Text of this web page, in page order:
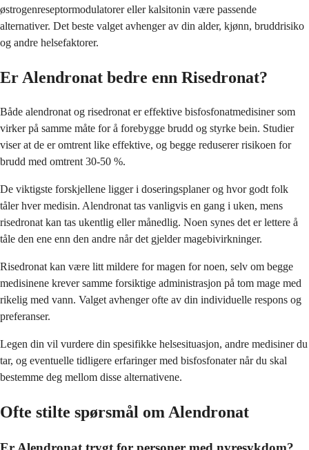
østrogenreseptormodulatorer eller kalsitonin være passende
alternativer. Det beste valget avhenger av din alder, kjønn, bruddrisiko
og andre helsefaktorer.
Er Alendronat bedre enn Risedronat?
Både alendronat og risedronat er effektive bisfosfonatmedisiner som
virker på samme måte for å forebygge brudd og styrke bein. Studier
viser at de er omtrent like effektive, og begge reduserer risikoen for
brudd med omtrent 30-50 %.
De viktigste forskjellene ligger i doseringsplaner og hvor godt folk
tåler hver medisin. Alendronat tas vanligvis en gang i uken, mens
risedronat kan tas ukentlig eller månedlig. Noen synes det er lettere å
tåle den ene enn den andre når det gjelder magebivirkninger.
Risedronat kan være litt mildere for magen for noen, selv om begge
medisinene krever samme forsiktige administrasjon på tom mage med
rikelig med vann. Valget avhenger ofte av din individuelle respons og
preferanser.
Legen din vil vurdere din spesifikke helsesituasjon, andre medisiner du
tar, og eventuelle tidligere erfaringer med bisfosfonater når du skal
bestemme deg mellom disse alternativene.
Ofte stilte spørsmål om Alendronat